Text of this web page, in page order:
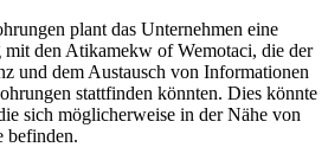
plant das Unternehmen eine
mit den Atikamekw of Wemotaci, die der
und dem Austausch von Informationen
stattfinden könnten. Dies könnte
sich möglicherweise in der Nähe von
befinden.